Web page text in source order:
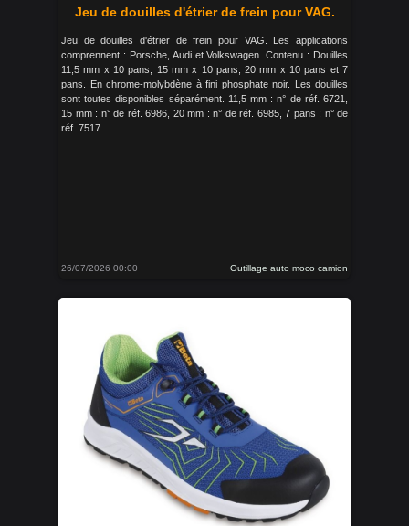
Jeu de douilles d'étrier de frein pour VAG.
Jeu de douilles d'étrier de frein pour VAG. Les applications
comprennent : Porsche, Audi et Volkswagen. Contenu : Douilles
11,5 mm x 10 pans, 15 mm x 10 pans, 20 mm x 10 pans et 7
pans. En chrome-molybdène à fini phosphate noir. Les douilles
sont toutes disponibles séparément. 11,5 mm : n° de réf. 6721,
15 mm : n° de réf. 6986, 20 mm : n° de réf. 6985, 7 pans : n° de
réf. 7517.
26/07/2026 00:00 Outillage auto moco camion